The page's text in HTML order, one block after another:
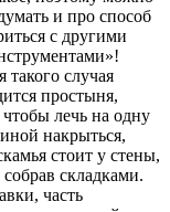
и про способ
с другими
такого случая
простыня,
лечь на одну
накрыться,
стоит у стены,
складками.
часть